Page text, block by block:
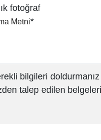
fotoğraf
Metni*
bilgileri
talep edilen